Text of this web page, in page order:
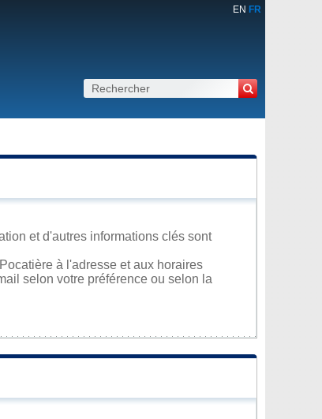
EN FR
et d'autres informations clés sont
à l'adresse et aux horaires
selon votre préférence ou selon la